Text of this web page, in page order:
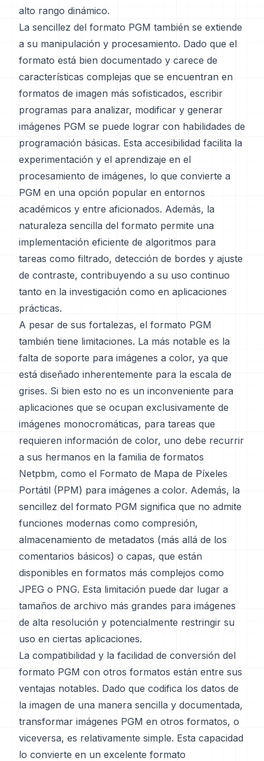
alto rango dinámico.
La sencillez del formato PGM también se extiende
a su manipulación y procesamiento. Dado que el
formato está bien documentado y carece de
características complejas que se encuentran en
formatos de imagen más sofisticados, escribir
programas para analizar, modificar y generar
imágenes PGM se puede lograr con habilidades de
programación básicas. Esta accesibilidad facilita la
experimentación y el aprendizaje en el
procesamiento de imágenes, lo que convierte a
PGM en una opción popular en entornos
académicos y entre aficionados. Además, la
naturaleza sencilla del formato permite una
implementación eficiente de algoritmos para
tareas como filtrado, detección de bordes y ajuste
de contraste, contribuyendo a su uso continuo
tanto en la investigación como en aplicaciones
prácticas.
A pesar de sus fortalezas, el formato PGM
también tiene limitaciones. La más notable es la
falta de soporte para imágenes a color, ya que
está diseñado inherentemente para la escala de
grises. Si bien esto no es un inconveniente para
aplicaciones que se ocupan exclusivamente de
imágenes monocromáticas, para tareas que
requieren información de color, uno debe recurrir
a sus hermanos en la familia de formatos
Netpbm, como el Formato de Mapa de Píxeles
Portátil (PPM) para imágenes a color. Además, la
sencillez del formato PGM significa que no admite
funciones modernas como compresión,
almacenamiento de metadatos (más allá de los
comentarios básicos) o capas, que están
disponibles en formatos más complejos como
JPEG o PNG. Esta limitación puede dar lugar a
tamaños de archivo más grandes para imágenes
de alta resolución y potencialmente restringir su
uso en ciertas aplicaciones.
La compatibilidad y la facilidad de conversión del
formato PGM con otros formatos están entre sus
ventajas notables. Dado que codifica los datos de
la imagen de una manera sencilla y documentada,
transformar imágenes PGM en otros formatos, o
viceversa, es relativamente simple. Esta capacidad
lo convierte en un excelente formato